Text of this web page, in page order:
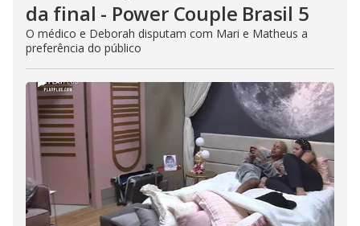
da final - Power Couple Brasil 5
O médico e Deborah disputam com Mari e Matheus a
preferência do público